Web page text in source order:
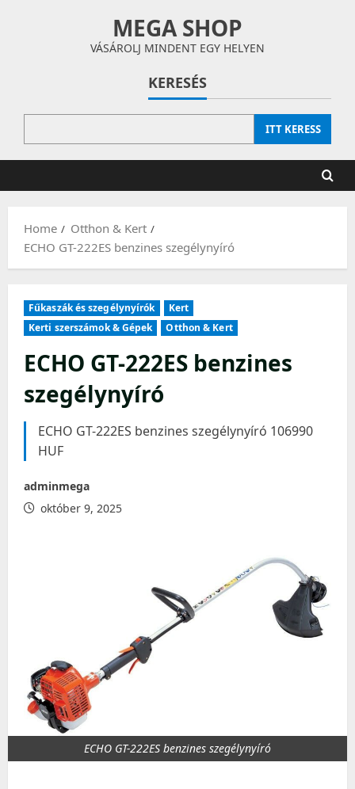
MEGA SHOP
VÁSÁROLJ MINDENT EGY HELYEN
KERESÉS
ITT KERESS
Home
Otthon & Kert
ECHO GT-222ES benzines szegélynyíró
Fűkaszák és szegélynyírók
Kert
Kerti szerszámok & Gépek
Otthon & Kert
ECHO GT-222ES benzines
szegélynyíró
ECHO GT-222ES benzines szegélynyíró 106990
HUF
adminmega
október 9, 2025
ECHO GT-222ES benzines szegélynyíró